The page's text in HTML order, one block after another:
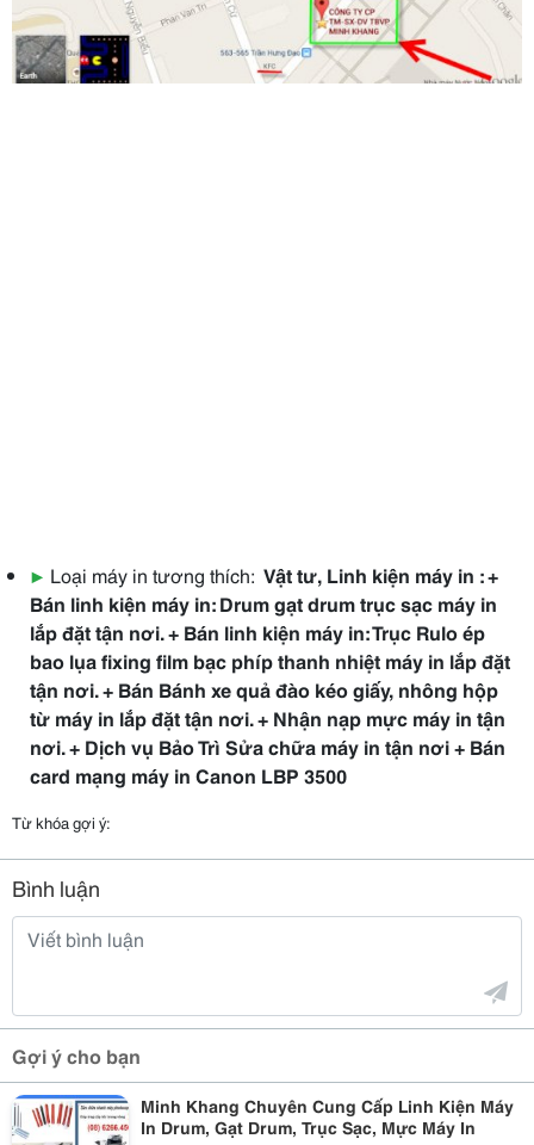
▶ Loại máy in tương thích: Vật tư, Linh kiện máy in : +
Bán linh kiện máy in: Drum gạt drum trục sạc máy in
lắp đặt tận nơi. + Bán linh kiện máy in: Trục Rulo ép
bao lụa fixing film bạc phíp thanh nhiệt máy in lắp đặt
tận nơi. + Bán Bánh xe quả đào kéo giấy, nhông hộp
từ máy in lắp đặt tận nơi. + Nhận nạp mực máy in tận
nơi. + Dịch vụ Bảo Trì Sửa chữa máy in tận nơi + Bán
card mạng máy in Canon LBP 3500
Từ khóa gợi ý:
Bình luận
Gợi ý cho bạn
Minh Khang Chuyên Cung Cấp Linh Kiện Máy
In Drum, Gạt Drum, Trục Sạc, Mực Máy In